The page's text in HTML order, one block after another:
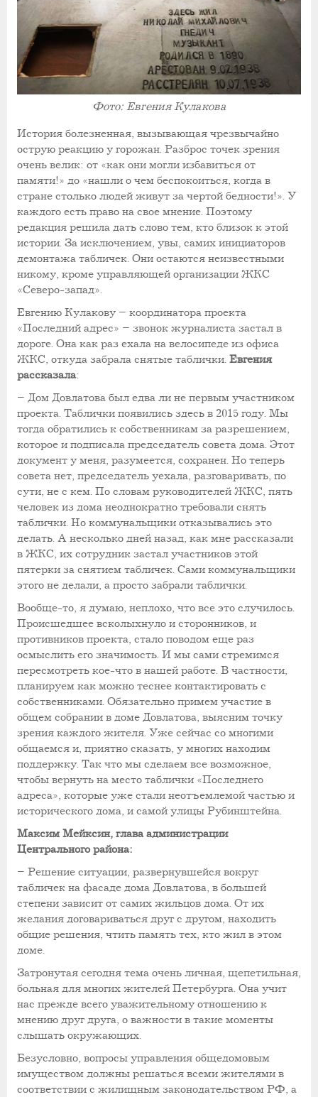
Фото: Евгения Кулакова
История болезненная, вызывающая чрезвычайно
острую реакцию у горожан. Разброс точек зрения
очень велик: от «как они могли избавиться от
памяти!» до «нашли о чем беспокоиться, когда в
стране столько людей живут за чертой бедности!». У
каждого есть право на свое мнение. Поэтому
редакция решила дать слово тем, кто близок к этой
истории. За исключением, увы, самих инициаторов
демонтажа табличек. Они остаются неизвестными
никому, кроме управляющей организации ЖКС
«Северо-запад».
Евгению Кулакову – координатора проекта
«Последний адрес» – звонок журналиста застал в
дороге. Она как раз ехала на велосипеде из офиса
ЖКС, откуда забрала снятые таблички. Евгения
рассказала:
– Дом Довлатова был едва ли не первым участником
проекта. Таблички появились здесь в 2015 году. Мы
тогда обратились к собственникам за разрешением,
которое и подписала председатель совета дома. Этот
документ у меня, разумеется, сохранен. Но теперь
совета нет, председатель уехала, разговаривать, по
сути, не с кем. По словам руководителей ЖКС, пять
человек из дома неоднократно требовали снять
таблички. Но коммунальщики отказывались это
делать. А несколько дней назад, как мне рассказали
в ЖКС, их сотрудник застал участников этой
пятерки за снятием табличек. Сами коммунальщики
этого не делали, а просто забрали таблички.
Вообще-то, я думаю, неплохо, что все это случилось.
Происшедшее всколыхнуло и сторонников, и
противников проекта, стало поводом еще раз
осмыслить его значимость. И мы сами стремимся
пересмотреть кое-что в нашей работе. В частности,
планируем как можно теснее контактировать с
собственниками. Обязательно примем участие в
общем собрании в доме Довлатова, выясним точку
зрения каждого жителя. Уже сейчас со многими
общаемся и, приятно сказать, у многих находим
поддержку. Так что мы сделаем все возможное,
чтобы вернуть на место таблички «Последнего
адреса», которые уже стали неотъемлемой частью и
исторического дома, и самой улицы Рубинштейна.
Максим Мейксин, глава администрации
Центрального района:
– Решение ситуации, развернувшейся вокруг
табличек на фасаде дома Довлатова, в большей
степени зависит от самих жильцов дома. От их
желания договариваться друг с другом, находить
общие решения, чтить память тех, кто жил в этом
доме.
Затронутая сегодня тема очень личная, щепетильная,
больная для многих жителей Петербурга. Она учит
нас прежде всего уважительному отношению к
мнению друг друга, о важности в такие моменты
слышать окружающих.
Безусловно, вопросы управления общедомовым
имуществом должны решаться всеми жителями в
соответствии с жилищным законодательством РФ, а